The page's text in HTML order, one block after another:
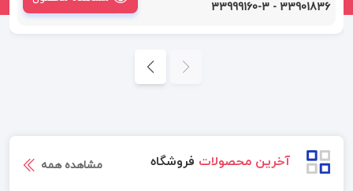
33901836 - 33999160-3
آخرین محصولات فروشگاه مشاهده همه